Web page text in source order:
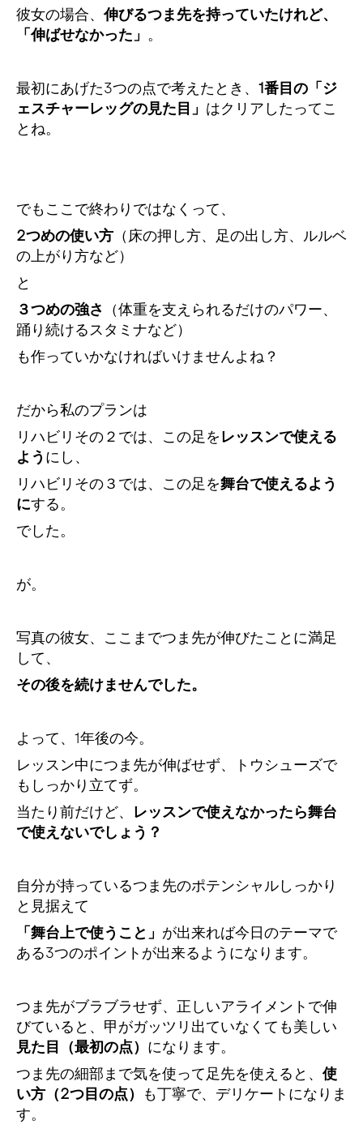
彼女の場合、伸びるつま先を持っていたけれど、
「伸ばせなかった」 。
最初にあげた3つの点で考えたとき、 1番目の「ジ
ェスチャーレッグの見た目」 はクリアしたってこ
とね。
でもここで終わりではなくって、
2つめの使い方 （床の押し方、足の出し方、ルルベ
の上がり方など）
と
３つめの強さ （体重を支えられるだけのパワー、
踊り続けるスタミナなど）
も作っていかなければいけませんよね？
だから私のプランは
リハビリその２では、この足をレッスンで使える
ようにし、
リハビリその３では、この足を舞台で使えるよう
にする。
でした。
が。
写真の彼女、ここまでつま先が伸びたことに満足
して、
その後を続けませんでした。
よって、1年後の今。
レッスン中につま先が伸ばせず、トウシューズで
もしっかり立てず。
当たり前だけど、 レッスンで使えなかったら舞台
で使えないでしょう？
自分が持っているつま先のポテンシャルしっかり
と見据えて
「舞台上で使うこと」 が出来れば今日のテーマで
ある3つのポイントが出来るようになります。
つま先がブラブラせず、正しいアライメントで伸
びていると、甲がガッツリ出ていなくても美しい
見た目（最初の点） になります。
つま先の細部まで気を使って足先を使えると、 使
い方（2つ目の点） も丁寧で、デリケートになりま
す。